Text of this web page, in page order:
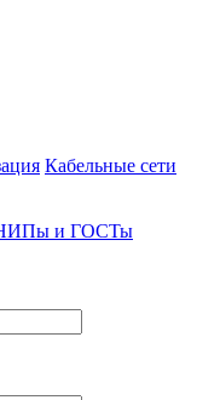
Кабельные сети
и ГОСТы